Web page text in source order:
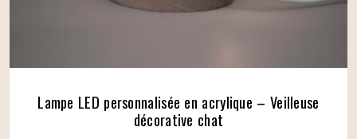
Lampe LED personnalisée en acrylique – Veilleuse
décorative chat